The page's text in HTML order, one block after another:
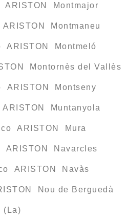
Montmajor
Montmaneu
ARISTON Montmeló
Montornès del Vallès
ARISTON Montseny
Muntanyola
ARISTON Mura
ARISTON Navarcles
ARISTON Navàs
Nou de Berguedà
(La)